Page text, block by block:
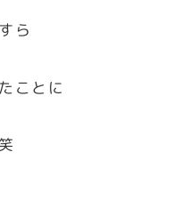
ら
ことに